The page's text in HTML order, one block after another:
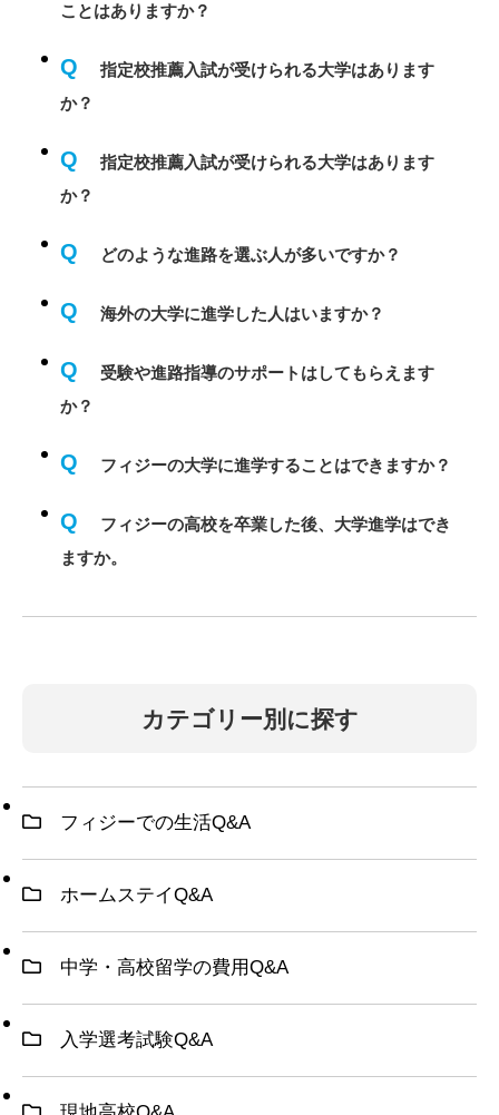
ことはありますか？
Q
指定校推薦入試が受けられる大学はあります
か？
Q
指定校推薦入試が受けられる大学はあります
か？
Q どのような進路を選ぶ人が多いですか？
Q 海外の大学に進学した人はいますか？
Q
受験や進路指導のサポートはしてもらえます
か？
Q フィジーの大学に進学することはできますか？
Q
フィジーの高校を卒業した後、大学進学はでき
ますか。
カテゴリー別に探す
フィジーでの生活Q&A
ホームステイQ&A
中学・高校留学の費用Q&A
入学選考試験Q&A